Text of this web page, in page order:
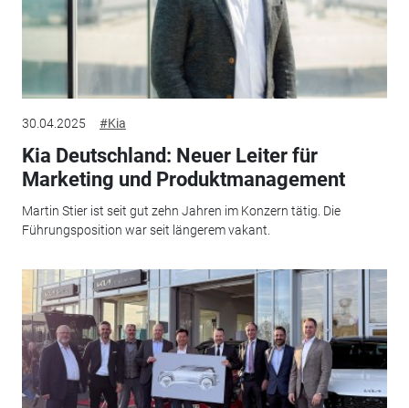
30.04.2025 #Kia
Kia Deutschland: Neuer Leiter für
Marketing und Produktmanagement
Martin Stier ist seit gut zehn Jahren im Konzern tätig. Die
Führungsposition war seit längerem vakant.